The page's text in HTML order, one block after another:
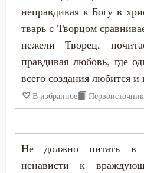
неправдивая к Богу в
тварь с Творцом
нежели Творец,
правдивая любовь, где
всего создания любится и
В избранное Первоисточник
Не должно питать в
ненависти к